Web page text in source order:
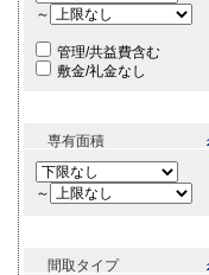
～
管理/共益費含む
敷金/礼金なし
専有面積
～
間取タイプ